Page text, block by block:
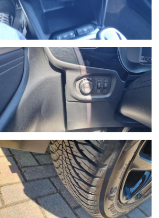
stradale in caso di rottura e auto
km percorsi, eventuali interventi
di persona.
per i clienti con una moderna autofficina